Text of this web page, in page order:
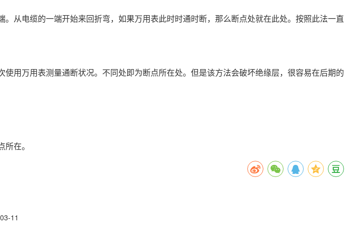
从电缆的一端开始来回折弯，如果万用表此时时通时断，那么断点处就在此处。按照此法一直
用万用表测量通断状况。不同处即为断点所在处。但是该方法会破坏绝缘层，很容易在后期的
在。
11